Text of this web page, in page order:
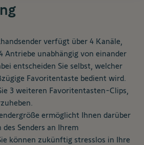
verfügt über 4 Kanäle,
Antriebe unabhängig von einander
entscheiden Sie selbst, welcher
Favoritentaste bedient wird.
3 weiteren Favoritentasten-Clips,
ermöglicht Ihnen darüber
Senders an Ihrem
können zukünftig stresslos in Ihre